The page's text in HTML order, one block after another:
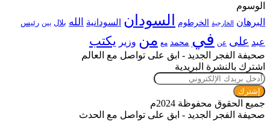
الوسوم
البرهان
الخارجية الخرطوم السودان السودانية الله بلال بين رئيس
عبد على عن في محمد مع من وزير يكتب
صحيفة الفجر الجديد - ابق على تواصل مع العالم
اشترك بالنشرة البريدية
أدخل
بريدك
الإلكتروني
جميع الحقوق محفوظة 2024م
صحيفة الفجر الجديد - ابق على تواصل مع الحدث